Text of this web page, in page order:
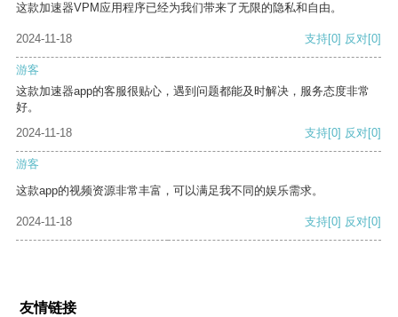
这款加速器VPM应用程序已经为我们带来了无限的隐私和自由。
2024-11-18 支持[0] 反对[0]
游客
这款加速器app的客服很贴心，遇到问题都能及时解决，服务态度非常
好。
2024-11-18
支持[0] 反对[0]
游客
这款app的视频资源非常丰富，可以满足我不同的娱乐需求。
2024-11-18 支持[0] 反对[0]
友情链接